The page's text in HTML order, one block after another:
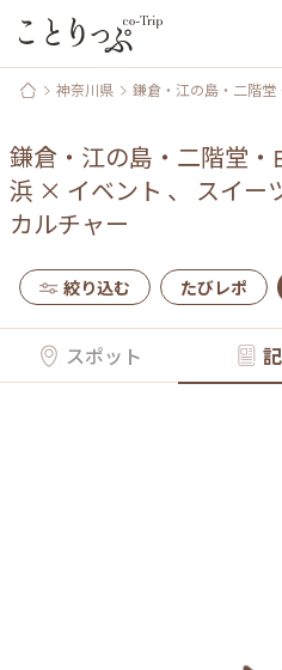
神奈川県 鎌倉・江の島・二階
鎌倉・江の島・二階堂
浜 × イベント 、 スイー
カルチャー
絞り込む たびレポ
スポット